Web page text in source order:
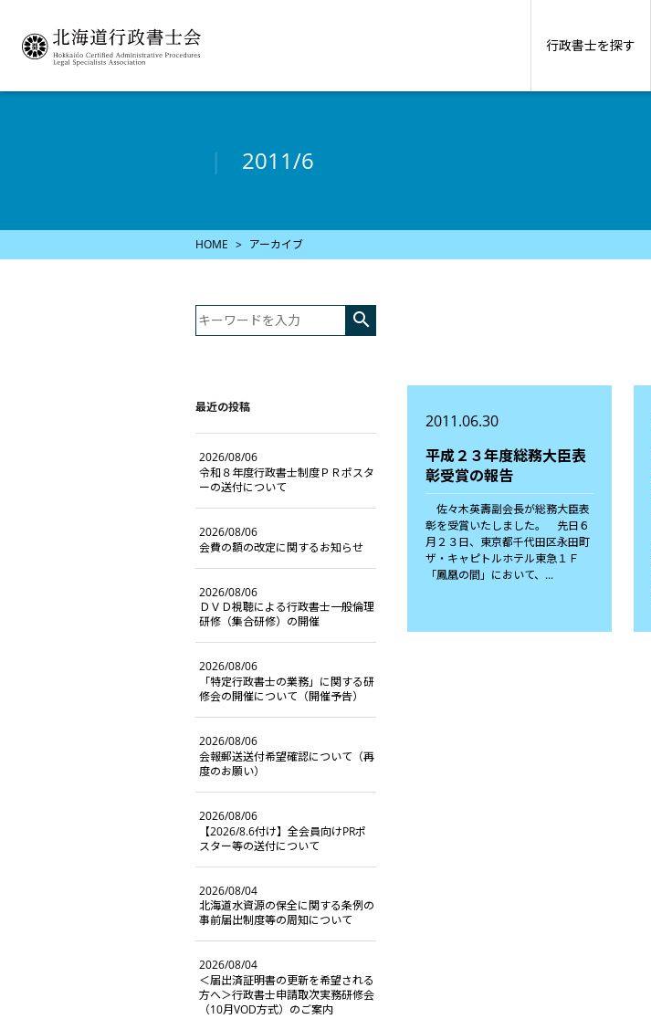
行政書士を探す
2011/6
HOME アーカイブ
2011.06.30
平成２３年度総務大臣表
彰受賞の報告
佐々木英壽副会長が総務大臣表
彰を受賞いたしました。 先日６
月２３日、東京都千代田区永田町
ザ・キャピトルホテル東急１Ｆ
「鳳凰の間」において、...

最近の投稿
2026/08/06
令和８年度行政書士制度ＰＲポスタ
ーの送付について
2026/08/06
会費の額の改定に関するお知らせ
2026/08/06
ＤＶＤ視聴による行政書士一般倫理
研修（集合研修）の開催
2026/08/06
「特定行政書士の業務」に関する研
修会の開催について（開催予告）
2026/08/06
会報郵送送付希望確認について（再
度のお願い）
2026/08/06
【2026/8.6付け】全会員向けPRポ
スター等の送付について
2026/08/04
北海道水資源の保全に関する条例の
事前届出制度等の周知について
2026/08/04
＜届出済証明書の更新を希望される
方へ＞行政書士申請取次実務研修会
（10月VOD方式）のご案内